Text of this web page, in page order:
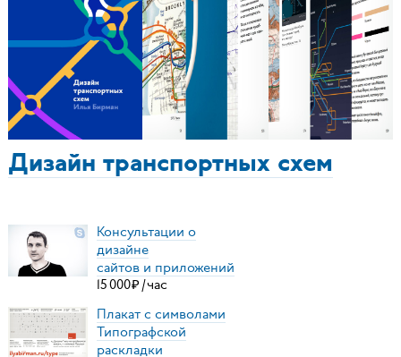
Дизайн транспортных схем
Консультации о
дизайне
сайтов и приложений
15000₽ /час
Плакат с символами
Типографской
раскладки